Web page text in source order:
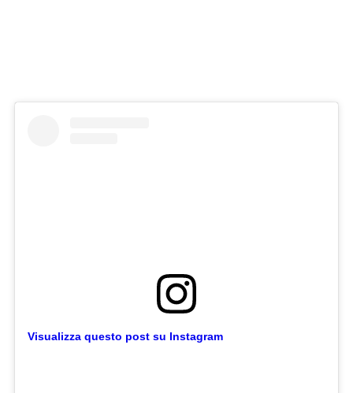
Visualizza questo post su Instagram